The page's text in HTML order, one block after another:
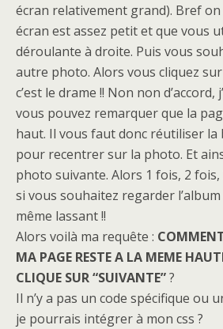
écran relativement grand). Bref
écran est assez petit et que vous
déroulante à droite. Puis vous
autre photo. Alors vous cliquez sur
c’est le drame !! Non non d’accord,
vous pouvez remarquer que la
haut. Il vous faut donc réutiliser
pour recentrer sur la photo. Et
photo suivante. Alors 1 fois, 2
si vous souhaitez regarder l’album
même lassant !!
Alors voilà ma requête :
MA PAGE RESTE A LA MEME
CLIQUE SUR “SUIVANTE”?
Il n’y a pas un code spécifique ou
je pourrais intégrer à mon css ?